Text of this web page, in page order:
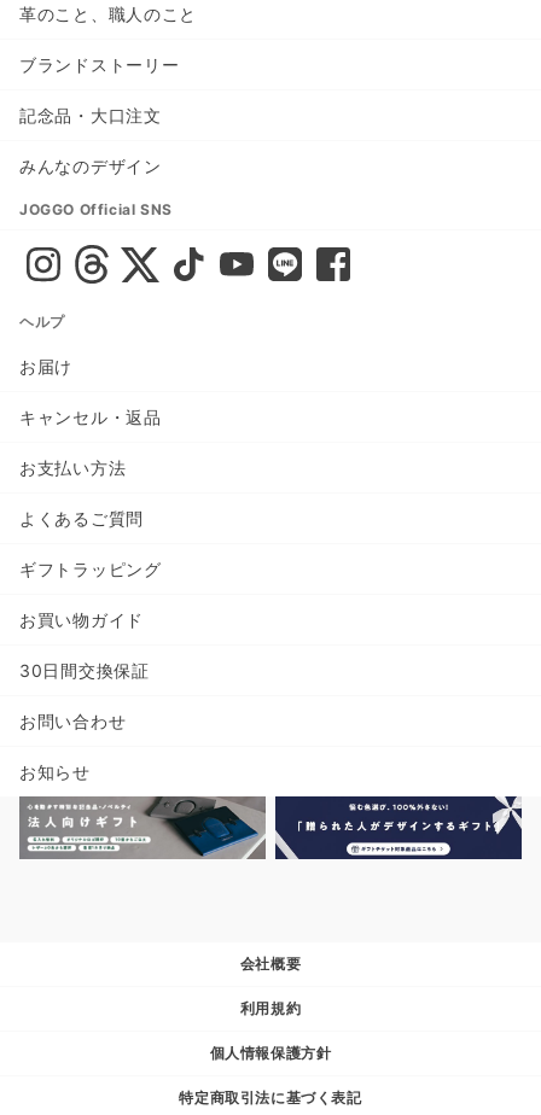
革のこと、職人のこと
ブランドストーリー
記念品・大口注文
みんなのデザイン
JOGGO Official SNS
ヘルプ
お届け
キャンセル・返品
お支払い方法
よくあるご質問
ギフトラッピング
お買い物ガイド
30日間交換保証
お問い合わせ
お知らせ
会社概要
利用規約
個人情報保護方針
特定商取引法に基づく表記